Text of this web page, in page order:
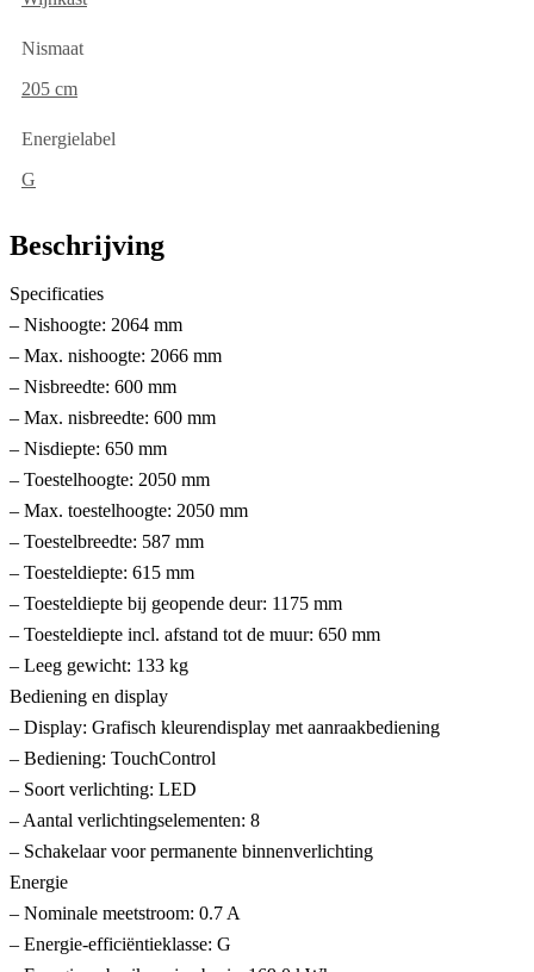
Nismaat
205 cm
Energielabel
G
Beschrijving
Specificaties
– Nishoogte: 2064 mm
– Max. nishoogte: 2066 mm
– Nisbreedte: 600 mm
– Max. nisbreedte: 600 mm
– Nisdiepte: 650 mm
– Toestelhoogte: 2050 mm
– Max. toestelhoogte: 2050 mm
– Toestelbreedte: 587 mm
– Toesteldiepte: 615 mm
– Toesteldiepte bij geopende deur: 1175 mm
– Toesteldiepte incl. afstand tot de muur: 650 mm
– Leeg gewicht: 133 kg
Bediening en display
– Display: Grafisch kleurendisplay met aanraakbediening
– Bediening: TouchControl
– Soort verlichting: LED
– Aantal verlichtingselementen: 8
– Schakelaar voor permanente binnenverlichting
Energie
– Nominale meetstroom: 0.7 A
– Energie-efficiëntieklasse: G